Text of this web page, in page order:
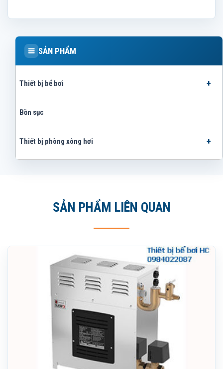
SẢN PHẨM
Thiết bị bể bơi
Bồn sục
Thiết bị phòng xông hơi
SẢN PHẨM LIÊN QUAN